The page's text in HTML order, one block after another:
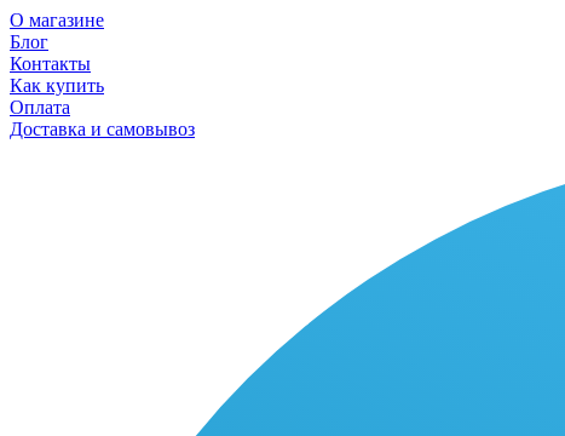
О магазине
Блог
Контакты
Как купить
Оплата
Доставка и самовывоз